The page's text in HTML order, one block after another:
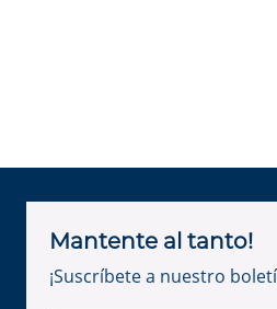
Mantente al tanto!
¡Suscríbete a nuestro